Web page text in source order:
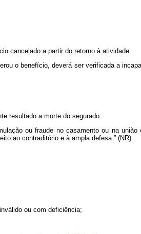
cancelado a partir do retorno à atividade.
o benefício, deverá ser verificada a
resultado a morte do segurado.
ou fraude no casamento ou na
ao contraditório e à ampla defesa.” (NR)
ou com deficiência;